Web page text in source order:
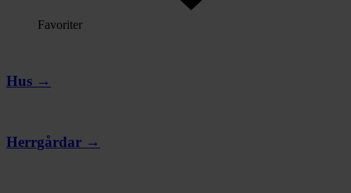
Favoriter
Hus →
Herrgårdar →